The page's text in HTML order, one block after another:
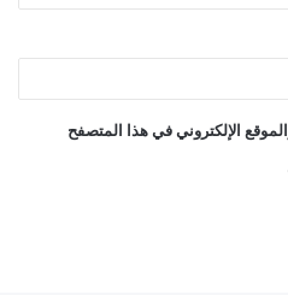
الإلكتروني في هذا المتصفح